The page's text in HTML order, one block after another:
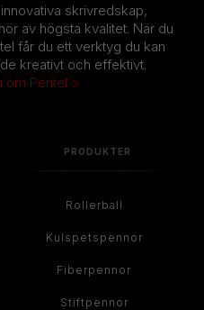
skrivredskap,
av högsta kvalitet. När du
får du ett verktyg du kan
kreativt och effektivt.
om Pentel >
PRODUKTER
Rollerball
Kulspetspennor
Fiberpennor
Stiftpennor